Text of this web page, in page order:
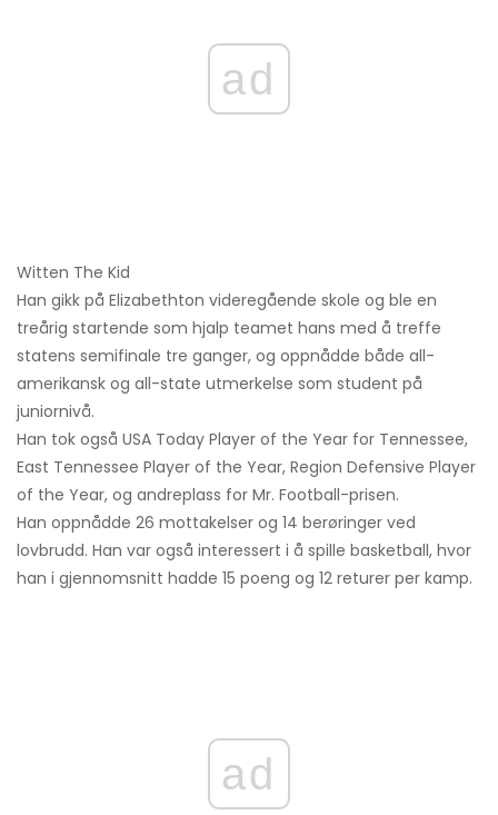
ad
Witten The Kid
Han gikk på Elizabethton videregående skole og ble en
treårig startende som hjalp teamet hans med å treffe
statens semifinale tre ganger, og oppnådde både all-
amerikansk og all-state utmerkelse som student på
juniornivå.
Han tok også USA Today Player of the Year for Tennessee,
East Tennessee Player of the Year, Region Defensive Player
of the Year, og andreplass for Mr. Football-prisen.
Han oppnådde 26 mottakelser og 14 berøringer ved
lovbrudd. Han var også interessert i å spille basketball, hvor
han i gjennomsnitt hadde 15 poeng og 12 returer per kamp.
ad